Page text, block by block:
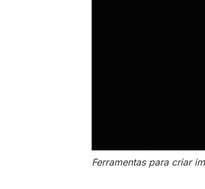
Ferramentas para criar